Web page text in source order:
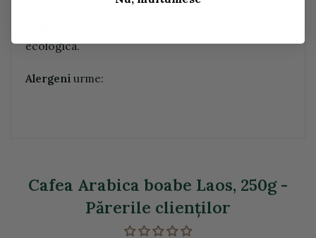
ecologica.
Alergeni urme:
Cafea Arabica boabe Laos, 250g -
Părerile clienţilor